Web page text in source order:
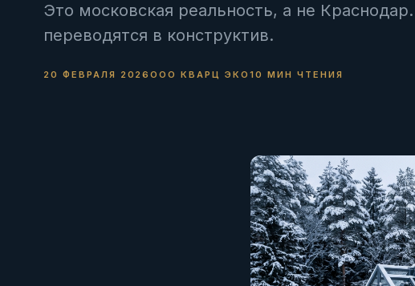
Это московская реальность, а не
переводятся в конструктив.
20 ФЕВРАЛЯ 2026ООО КВАРЦ ЭКО10 МИН ЧТЕНИЯ